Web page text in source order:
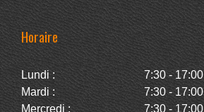
Horaire
Lundi :
7:30 - 17:00
Mardi :
7:30 - 17:00
Mercredi :
7:30 - 17:00